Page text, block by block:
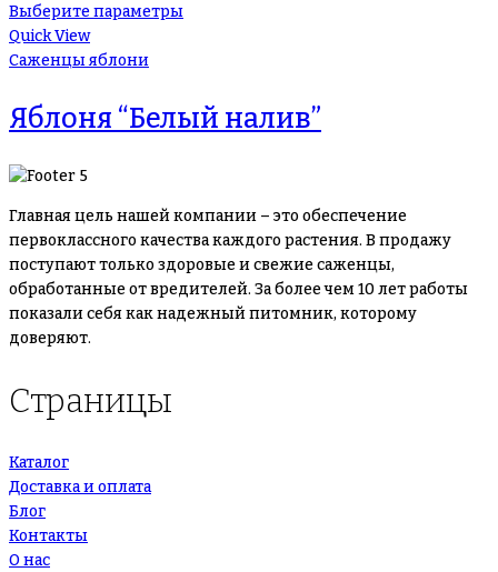
Выберите параметры
Quick View
Саженцы яблони
Яблоня “Белый налив”
Главная цель нашей компании – это обеспечение
первоклассного качества каждого растения. В продажу
поступают только здоровые и свежие саженцы,
обработанные от вредителей. За более чем 10 лет работы
показали себя как надежный питомник, которому
доверяют.
Страницы
Каталог
Доставка и оплата
Блог
Контакты
О нас